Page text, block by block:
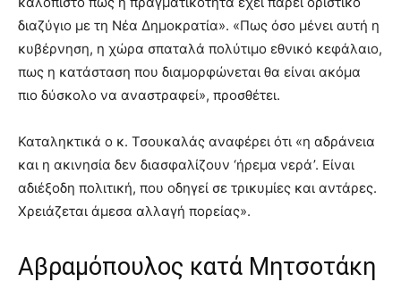
διαζύγιο με τη Νέα Δημοκρατία». «Πως όσο μένει αυτή η
κυβέρνηση, η χώρα σπαταλά πολύτιμο εθνικό κεφάλαιο,
πως η κατάσταση που διαμορφώνεται θα είναι ακόμα
πιο δύσκολο να αναστραφεί», προσθέτει.
Καταληκτικά ο κ. Τσουκαλάς αναφέρει ότι «η αδράνεια
και η ακινησία δεν διασφαλίζουν ‘ήρεμα νερά’. Είναι
αδιέξοδη πολιτική, που οδηγεί σε τρικυμίες και αντάρες.
Χρειάζεται άμεσα αλλαγή πορείας».
Αβραμόπουλος κατά Μητσοτάκη